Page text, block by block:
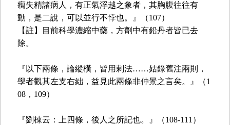
癎失精諸病人，有正氣浮越之象者，其胸腹往往有
動，是二說，可以並行不悖也。』（107）
【註】目前科學濃縮中藥，方劑中有鉛丹者皆已去
除。
『以下兩條，論縱橫，皆用剌法……姑錄舊注兩則，
學者觀其左支右絀，益見此兩條非仲景之言矣。』（1
08，109）
『劉棟云：上四條，後人之所記也。』（108-111）